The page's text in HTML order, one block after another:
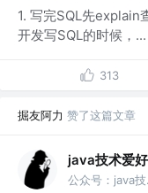
1. 写完SQL先explain
开发写SQL的时候，...
313
掘友阿力 赞了这篇文章
java技术爱
公